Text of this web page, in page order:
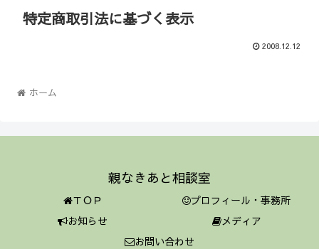
特定商取引法に基づく表示
2008.12.12
ホーム
親なきあと相談室
ＴＯＰ
プロフィール・事務所
お知らせ
メディア
お問い合わせ